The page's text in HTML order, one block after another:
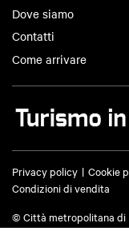
Dove siamo
Contatti
Come arrivare
Privacy policy Cookie
Condizioni di vendita
© Città metropolitana di